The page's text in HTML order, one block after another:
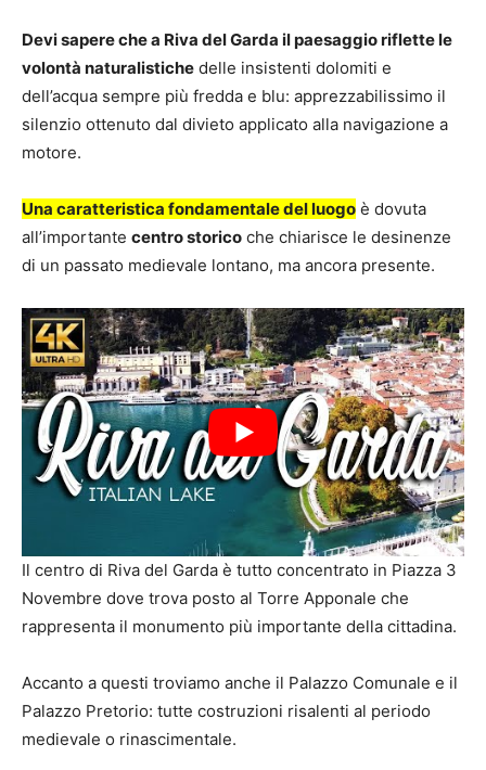
Devi sapere che a Riva del Garda il paesaggio riflette le
volontà naturalistiche delle insistenti dolomiti e
dell’acqua sempre più fredda e blu: apprezzabilissimo il
silenzio ottenuto dal divieto applicato alla navigazione a
motore.
Una caratteristica fondamentale del luogo è dovuta
all’importante centro storico che chiarisce le desinenze
di un passato medievale lontano, ma ancora presente.
Il centro di Riva del Garda è tutto concentrato in Piazza 3
Novembre dove trova posto al Torre Apponale che
rappresenta il monumento più importante della cittadina.
Accanto a questi troviamo anche il Palazzo Comunale e il
Palazzo Pretorio: tutte costruzioni risalenti al periodo
medievale o rinascimentale.